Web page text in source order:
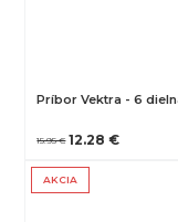
Príbor Vektra - 6
15.95 € 12.28 €
AKCIA